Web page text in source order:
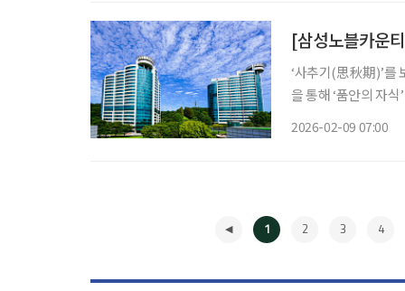
[삼성노블카운
‘사추기(思秋期)’를
을 통해 ‘품안의 자
2026-02-09 07:00
1 2 3 4